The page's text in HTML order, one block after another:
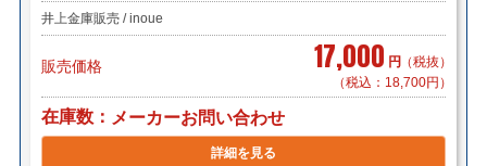
井上金庫販売 / inoue
販売価格 17,000 円 （税抜）
（税込：18,700円）
在庫数 メーカーお問い合わせ
詳細を見る